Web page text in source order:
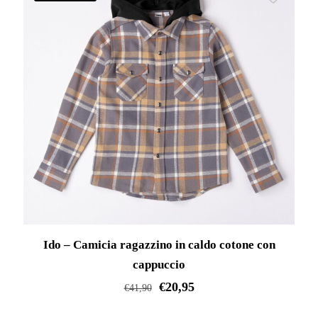
ha
più
varianti.
Le
opzioni
possono
essere
scelte
nella
pagina
del
Ido – Camicia ragazzino in caldo cotone con
cappuccio
€41,90 €20,95